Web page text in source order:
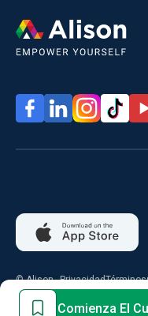
Comienza El
© Alison
2026
PrivacidadTérminos